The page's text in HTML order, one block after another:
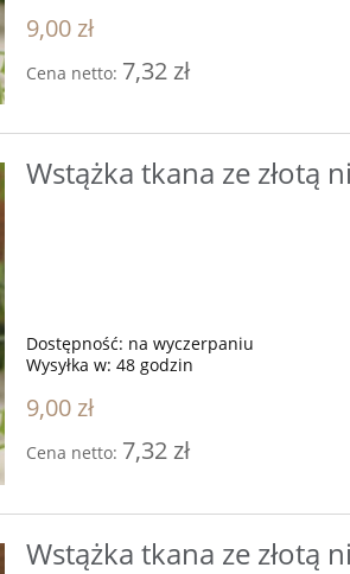
2,00 zł
9,00 zł
Cena netto: 7,32 zł
Wstążka tkana ze złotą
Dostępność: na wyczerpaniu
Wysyłka w: 48 godzin
9,00 zł
Cena netto: 7,32 zł
Wstążka tkana ze złotą